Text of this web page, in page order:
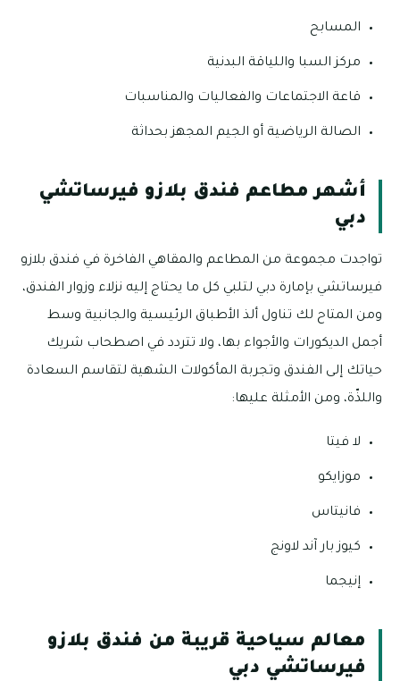
المسابح
مركز السبا واللياقة البدنية
قاعة الاجتماعات والفعاليات والمناسبات
الصالة الرياضية أو الجيم المجهز بحداثة
أشهر مطاعم فندق بلازو فيرساتشي
دبي
تواجدت مجموعة من المطاعم والمقاهي الفاخرة في فندق بلازو
فيرساتشي بإمارة دبي لتلبي كل ما يحتاج إليه نزلاء وزوار الفندق،
ومن المتاح لك تناول ألذ الأطباق الرئيسية والجانبية وسط
أجمل الديكورات والأجواء بها، ولا تتردد في اصطحاب شريك
حياتك إلى الفندق وتجربة المأكولات الشهية لتقاسم السعادة
واللذّة، ومن الأمثلة عليها:
لا فيتا
موزايكو
فانيتاس
كيوز بار آند لاونج
إنيجما
معالم سياحية قريبة من فندق بلازو
فيرساتشي دبي